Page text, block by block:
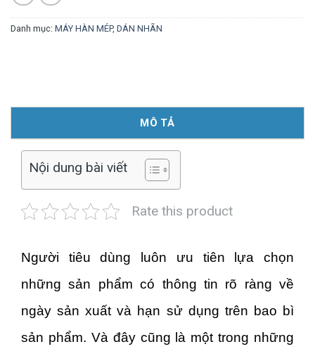
Danh mục: MÁY HÀN MÉP, DÁN NHÃN
MÔ TẢ
Nội dung bài viết
Rate this product
Người tiêu dùng luôn ưu tiên lựa chọn
những sản phẩm có thông tin rõ ràng về
ngày sản xuất và hạn sử dụng trên bao bì
sản phẩm. Và đây cũng là một trong những